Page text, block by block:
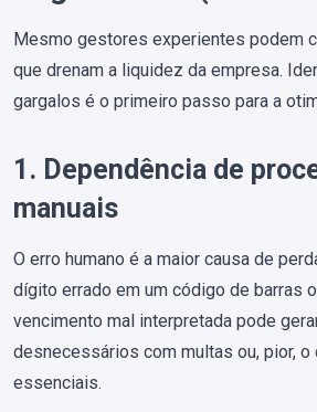
Mesmo gestores experientes podem
que drenam a liquidez da empresa.
gargalos é o primeiro passo para a
1. Dependência de
manuais
O erro humano é a maior causa de
dígito errado em um código de barras
vencimento mal interpretada pode
desnecessários com multas ou, pior,
essenciais.